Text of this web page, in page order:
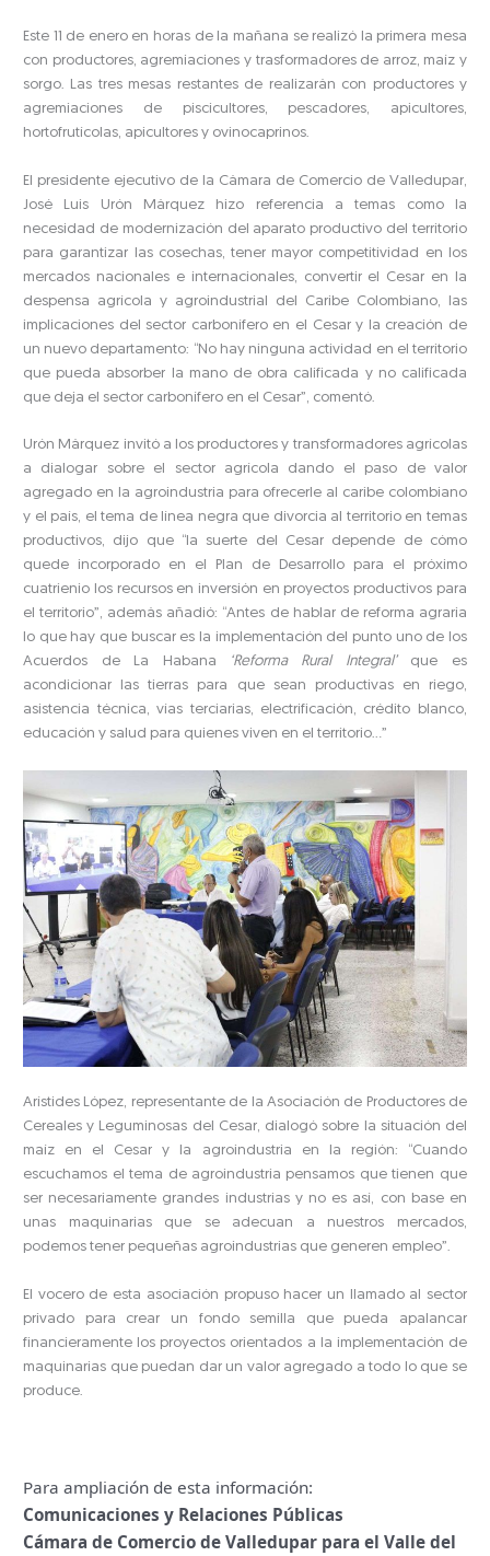
Este 11 de enero en horas de la mañana se realizó la primera mesa
con productores, agremiaciones y trasformadores de arroz, maíz y
sorgo. Las tres mesas restantes de realizarán con productores y
agremiaciones de piscicultores, pescadores, apicultores,
hortofrutícolas, apicultores y ovinocaprinos.
El presidente ejecutivo de la Cámara de Comercio de Valledupar,
José Luis Urón Márquez hizo referencia a temas como la
necesidad de modernización del aparato productivo del territorio
para garantizar las cosechas, tener mayor competitividad en los
mercados nacionales e internacionales, convertir el Cesar en la
despensa agrícola y agroindustrial del Caribe Colombiano, las
implicaciones del sector carbonífero en el Cesar y la creación de
un nuevo departamento: “No hay ninguna actividad en el territorio
que pueda absorber la mano de obra calificada y no calificada
que deja el sector carbonífero en el Cesar”, comentó.
Urón Márquez invitó a los productores y transformadores agrícolas
a dialogar sobre el sector agrícola dando el paso de valor
agregado en la agroindustria para ofrecerle al caribe colombiano
y el país, el tema de línea negra que divorcia al territorio en temas
productivos, dijo que “la suerte del Cesar depende de cómo
quede incorporado en el Plan de Desarrollo para el próximo
cuatrienio los recursos en inversión en proyectos productivos para
el territorio”, además añadió: “Antes de hablar de reforma agraria
lo que hay que buscar es la implementación del punto uno de los
Acuerdos de La Habana
‘Reforma Rural Integral’ que es
acondicionar las tierras para que sean productivas en riego,
asistencia técnica, vías terciarias, electrificación, crédito blanco,
educación y salud para quienes viven en el territorio…”
Arístides López, representante de la Asociación de Productores de
Cereales y Leguminosas del Cesar, dialogó sobre la situación del
maíz en el Cesar y la agroindustria en la región: “Cuando
escuchamos el tema de agroindustria pensamos que tienen que
ser necesariamente grandes industrias y no es así, con base en
unas maquinarias que se adecuan a nuestros mercados,
podemos tener pequeñas agroindustrias que generen empleo”.
El vocero de esta asociación propuso hacer un llamado al sector
privado para crear un fondo semilla que pueda apalancar
financieramente los proyectos orientados a la implementación de
maquinarias que puedan dar un valor agregado a todo lo que se
produce.
Para ampliación de esta información:
Comunicaciones y Relaciones Públicas
Cámara de Comercio de Valledupar para el Valle del